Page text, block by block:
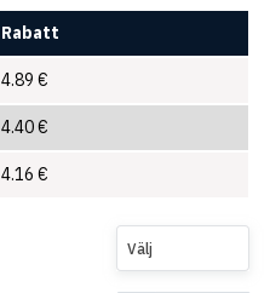
Rabatt
4.89 €
4.40€
4.16 €
Välj